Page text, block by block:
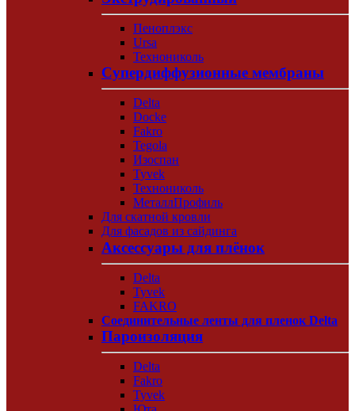
Пеноплэкс
Ursa
Технониколь
Супердиффузионные мембраны
Delta
Docke
Fakro
Tegola
Изоспан
Tyvek
Технониколь
МеталлПрофиль
Для скатной кровли
Для фасадов из сайдинга
Аксессуары для плёнок
Delta
Tyvek
FAKRO
Соединительные ленты для пленок Delta
Пароизоляция
Delta
Fakro
Tyvek